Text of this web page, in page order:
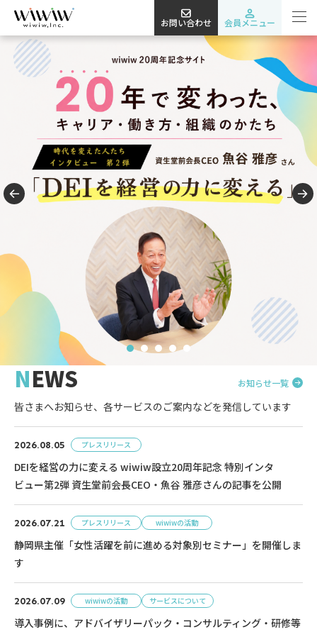
お問い合わせ 会員メニュー
Previous
NEWS お知らせ一覧
皆さまへお知らせ、各サービスのご案内などを発信しています
2026.08.05 プレスリリース
DEIを経営の力に変える wiwiw設立20周年記念 特別インタ
ビュー第2弾 資生堂前会長CEO・魚谷 雅彦さんの記事を公開
2026.07.21 プレスリリース wiwiwの活動
静岡県主催「女性活躍を前に進める対象別セミナー」を開催しま
す
2026.07.09 wiwiwの活動 サービスについて
導入事例に、アドバイザリーパック・コンサルティング・研修等